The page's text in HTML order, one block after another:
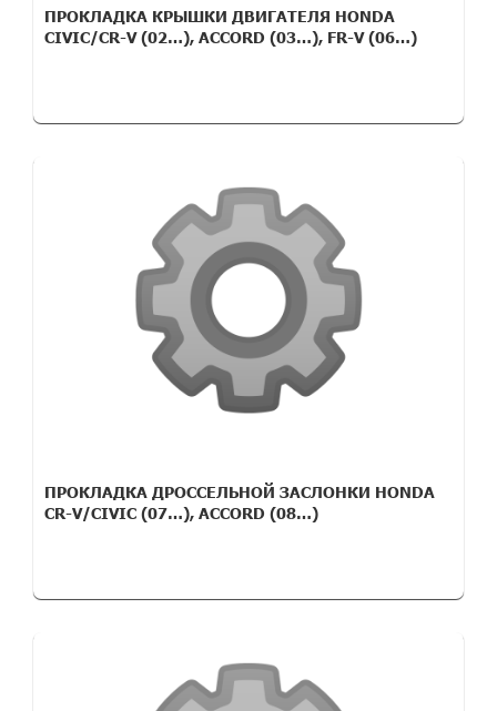
ПРОКЛАДКА КРЫШКИ ДВИГАТЕЛЯ HONDA
CIVIC/CR-V (02…), ACCORD (03…), FR-V (06…)
ПРОКЛАДКА ДРОССЕЛЬНОЙ ЗАСЛОНКИ HONDA
CR-V/CIVIC (07…), ACCORD (08…)